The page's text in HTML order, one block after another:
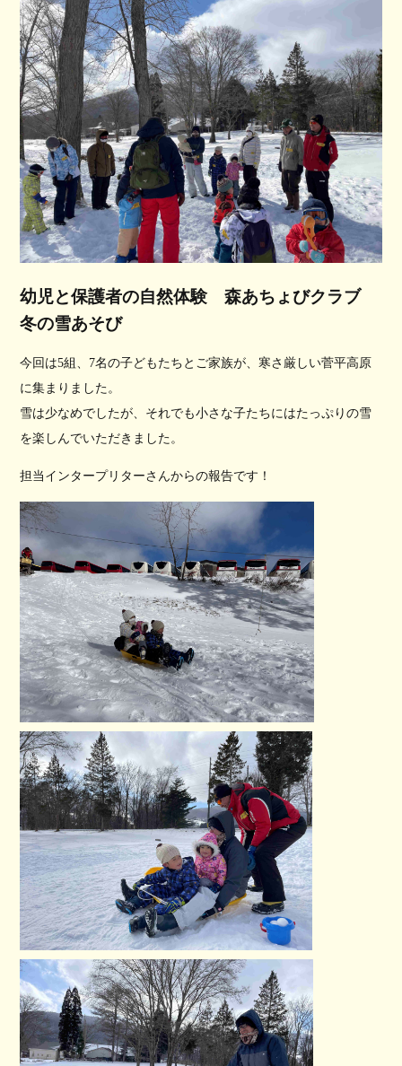
幼児と保護者の自然体験 森あちょびクラブ
冬の雪あそび
今回は5組、7名の子どもたちとご家族が、寒さ厳しい菅平高原
に集まりました。
雪は少なめでしたが、それでも小さな子たちにはたっぷりの雪
を楽しんでいただきました。
担当インタープリターさんからの報告です！